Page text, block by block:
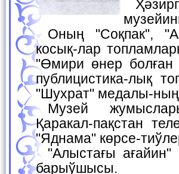
Ҳәзирги күнде Бердақ атындағы миллий
Оның "Соқпак", "Аналарды уран еткен хашкпыз"
косық-лар
"Өмири өнер болған
публицистика-лық
"Шухрат" медалы-
Музей жумысларынан тысқары 1987-жылдан
Қаракал-пақстан
"Яднама" көрсе-
"Алыстағы ағайин" көрсетиўиниң авторы ҳәм алып
барыўшысы.